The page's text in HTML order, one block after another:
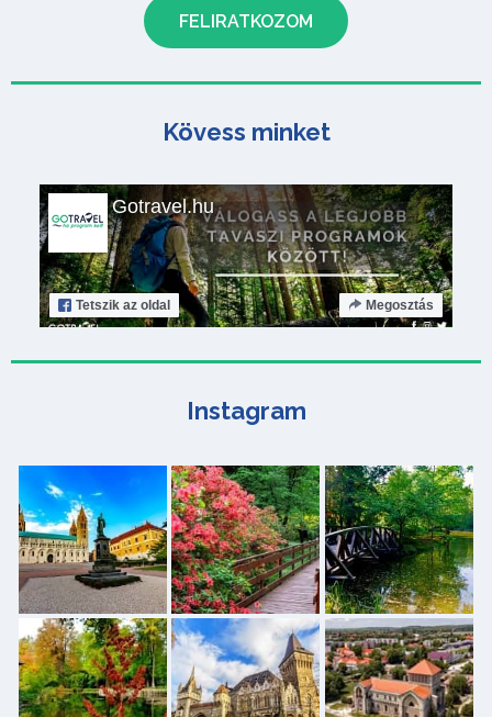
Kövess minket
Gotravel.hu
Tetszik az oldal Megosztás
Instagram